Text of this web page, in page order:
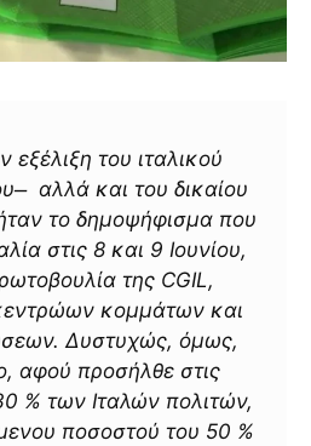
εξέλιξη του ιταλικού
αλλά και του δικαίου
το δημοψήφισμα που
στις 8 και 9 Ιουνίου,
της CGIL,
κομμάτων και
Δυστυχώς, όμως,
αφού προσήλθε στις
% των Ιταλών πολιτών,
ποσοστού του 50 %